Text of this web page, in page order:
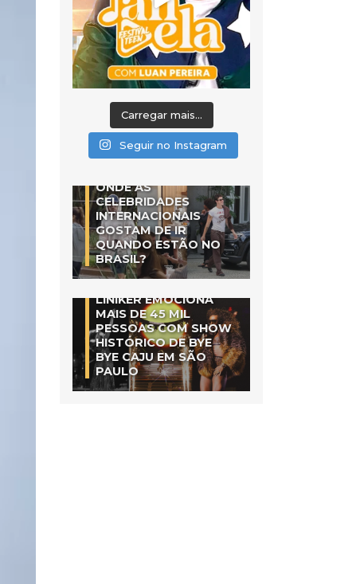
Carregar mais...
Seguir no Instagram
ONDE AS
CELEBRIDADES
INTERNACIONAIS
GOSTAM DE IR
QUANDO ESTÃO NO
BRASIL?
LINIKER EMOCIONA
MAIS DE 45 MIL
PESSOAS COM SHOW
HISTÓRICO DE BYE
BYE CAJU EM SÃO
PAULO